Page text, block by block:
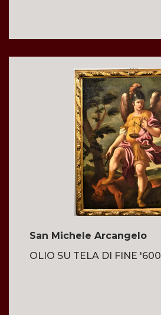
San Michele Arcangelo
OLIO SU TELA DI FINE '600